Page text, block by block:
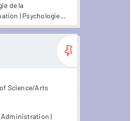
de la
| Psychologie
| Psychologie
Psychologie
Science/Arts
Administration |
Plus